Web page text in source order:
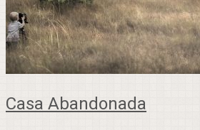
Casa Abandonada